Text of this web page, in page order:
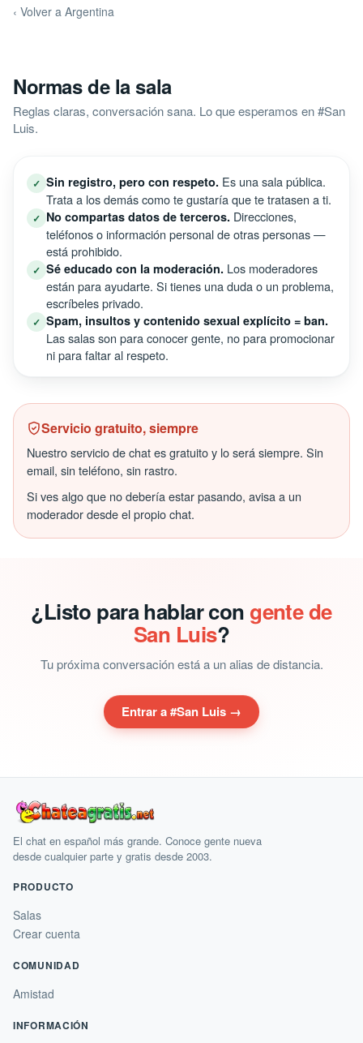
‹ Volver a Argentina
Normas de la sala
Reglas claras, conversación sana. Lo que esperamos en #San
Luis.
✓ Sin registro, pero con respeto. Es una sala pública.
Trata a los demás como te gustaría que te tratasen a ti.
✓ No compartas datos de terceros. Direcciones,
teléfonos o información personal de otras personas —
está prohibido.
✓ Sé educado con la moderación. Los moderadores
están para ayudarte. Si tienes una duda o un problema,
escríbeles privado.
✓ Spam, insultos y contenido sexual explícito = ban.
Las salas son para conocer gente, no para promocionar
ni para faltar al respeto.
Servicio gratuito, siempre
Nuestro servicio de chat es gratuito y lo será siempre. Sin
email, sin teléfono, sin rastro.
Si ves algo que no debería estar pasando, avisa a un
moderador desde el propio chat.
¿Listo para hablar con gente de
San Luis?
Tu próxima conversación está a un alias de distancia.
Entrar a #San Luis →
El chat en español más grande. Conoce gente nueva
desde cualquier parte y gratis desde 2003.
PRODUCTO
Salas
Crear cuenta
COMUNIDAD
Amistad
INFORMACIÓN